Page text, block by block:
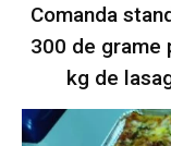
Comanda
300 de grame
kg de